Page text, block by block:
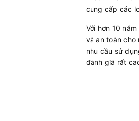
cung cấp các
Với hơn 10
và an toàn cho
nhu cầu sử
đánh giá rất